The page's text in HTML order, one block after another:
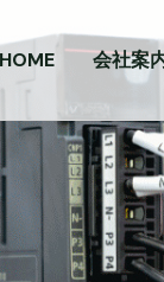
HOME 会社案